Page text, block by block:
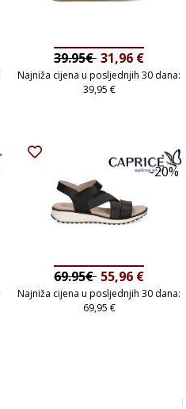
39.95€ 31,96 €
Najniža cijena u posljednjih 30 dana:
39,95 €
-20%
69.95€ 55,96 €
Najniža cijena u posljednjih 30 dana:
69,95 €